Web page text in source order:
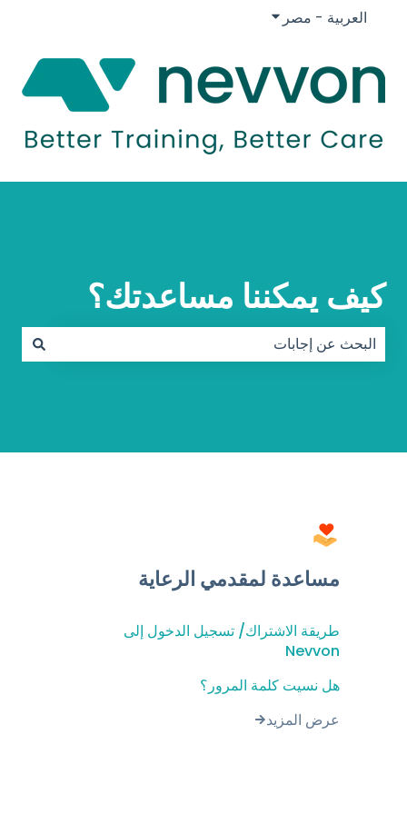
العربية - مصر إظهار القائمة الفرعية للترجمات
كيف يمكننا مساعدتك؟
مساعدة لمقدمي الرعاية
طريقة الاشتراك/ تسجيل الدخول إلى
Nevvon
هل نسيت كلمة المرور؟
عرض المزيد